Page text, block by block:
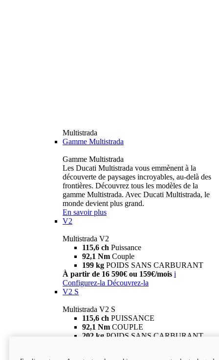
Multistrada
Gamme Multistrada
Gamme Multistrada
Les Ducati Multistrada vous emmènent à la
découverte de paysages incroyables, au-delà des
frontières. Découvrez tous les modèles de la
gamme Multistrada. Avec Ducati Multistrada, le
monde devient plus grand.
En savoir plus
V2
Multistrada V2
115,6 ch Puissance
92,1 Nm Couple
199 kg POIDS SANS CARBURANT
À partir de 16 590€ ou 159€/mois i
Configurez-la Découvrez-la
V2 S
Multistrada V2 S
115,6 ch PUISSANCE
92,1 Nm COUPLE
202 kg POIDS SANS CARBURANT